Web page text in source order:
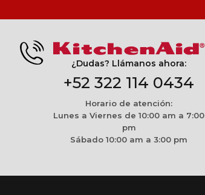
¿Dudas? Llámanos ahora:
+52 322 114 0434
Horario de atención:
Lunes a Viernes de 10:00 am a 7:00
pm
Sábado 10:00 am a 3:00 pm